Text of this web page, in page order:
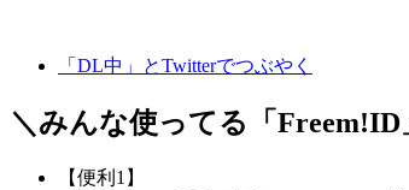
「DL中」とTwitterでつぶやく
＼みんな使ってる「 Freem!ID
【便利1】